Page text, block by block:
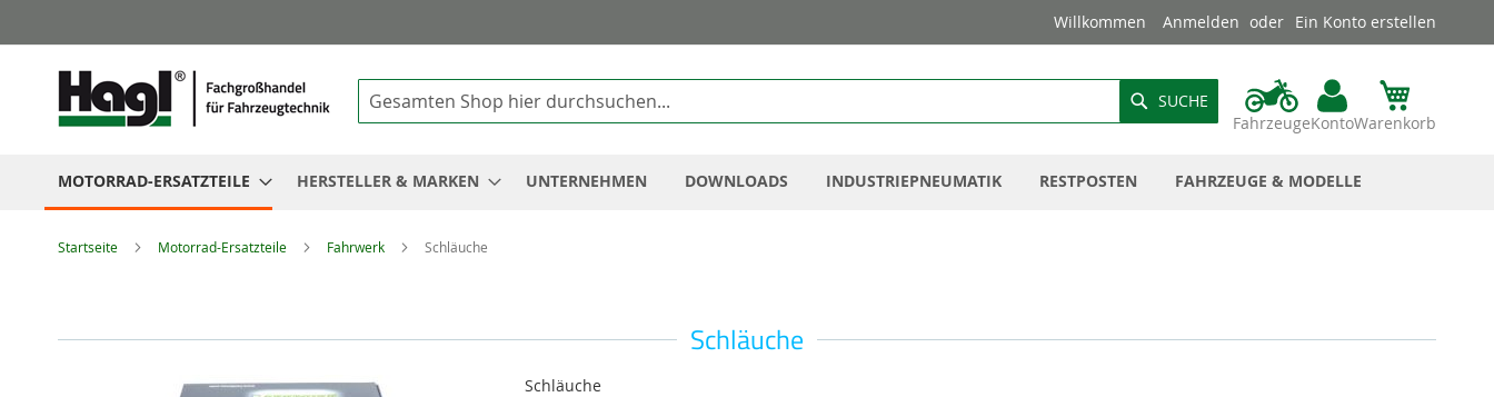
Inhalt
Willkommen Anmelden Ein Konto erstellen
FahrzeugeKontoWarenkorb
SUCHE
MOTORRAD-ERSATZTEILE HERSTELLER & MARKEN UNTERNEHMEN DOWNLOADS INDUSTRIEPNEUMATIK RESTPOSTEN FAHRZEUGE & MODELLE
Startseite Motorrad-Ersatzteile Fahrwerk Schläuche
Schläuche
Schläuche